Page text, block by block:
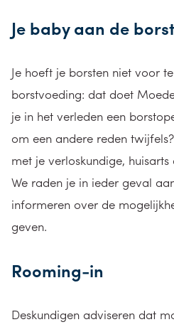
Je baby aan de borst
Je hoeft je borsten niet voor
borstvoeding: dat doet
je in het verleden een
om een andere reden
met je verloskundige, huisarts
We raden je in ieder geval
informeren over de
geven.
Rooming-in
Deskundigen adviseren dat